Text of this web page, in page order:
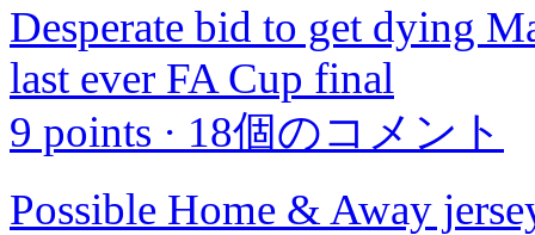
Desperate bid to get dying
last ever FA Cup final
9 points · 18個のコメント
Possible Home & Away